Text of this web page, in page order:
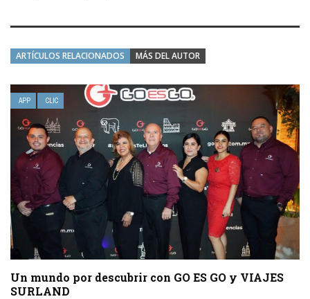
ARTÍCULOS RELACIONADOS MÁS DEL AUTOR
APP CLIC
Un mundo por descubrir con GO ES GO y VIAJES
SURLAND